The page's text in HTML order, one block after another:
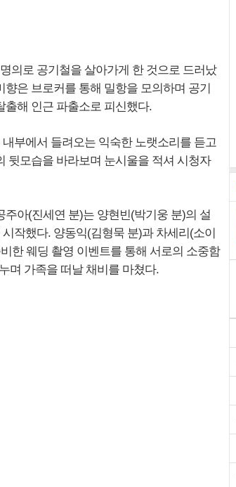
의로 공기철을 살아가게 한 것으로 드러났
은 브로커를 통해 밀항을 모의하며 공기
출해 인근 파출소로 피신했다.
부에서 들려오는 익숙한 노랫소리를 듣고
뒷모습을 바라보며 눈시울을 적셔 시청자
아(진세연 분)는 양현빈(박기웅 분)의 설
작했다. 양동익(김형묵 분)과 차세리(소이
한 웨딩 촬영 이벤트를 통해 서로의 소중함
며 가족을 떠날 채비를 마쳤다.